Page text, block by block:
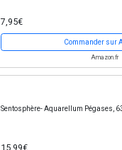
7,95€
Commander sur
Amazon.fr
Sentosphère- Aquarellum Pégases,
15,99€